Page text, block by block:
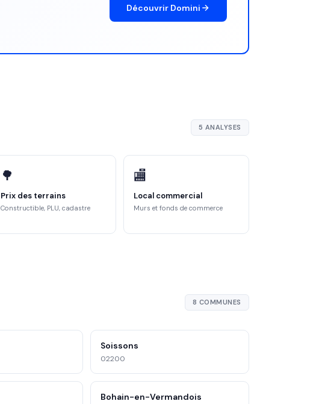
Découvrir Domini
5 ANALYSES
🌳
Prix des terrains
Constructible, PLU, cadastre
🏬
Local commercial
Murs et fonds de commerce
8 COMMUNES
Soissons
02200
Bohain-en-Vermandois